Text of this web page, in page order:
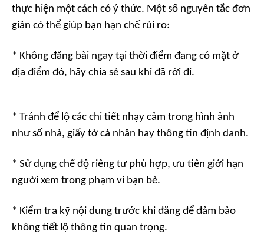
thực hiện một cách có ý thức. Một số nguyên tắc đơn
giản có thể giúp bạn hạn chế rủi ro:
* Không đăng bài ngay tại thời điểm đang có mặt ở
địa điểm đó, hãy chia sẻ sau khi đã rời đi.
* Tránh để lộ các chi tiết nhạy cảm trong hình ảnh
như số nhà, giấy tờ cá nhân hay thông tin định danh.
* Sử dụng chế độ riêng tư phù hợp, ưu tiên giới hạn
người xem trong phạm vi bạn bè.
* Kiểm tra kỹ nội dung trước khi đăng để đảm bảo
không tiết lộ thông tin quan trọng.